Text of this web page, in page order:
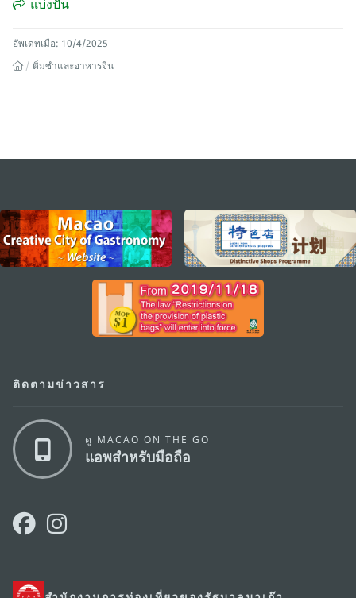
แบ่งปัน
อัพเดทเมื่อ: 10/4/2025
ติ่มซำและอาหารจีน
external links
ติดตามข่าวสาร
ดู MACAO ON THE GO
แอพสำหรับมือถือ